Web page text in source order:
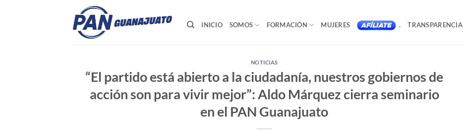
INICIO SOMOS FORMACIÓN MUJERES . TRANSPARENCIA
NOTICIAS
“El partido está abierto a la ciudadanía, nuestros gobiernos de
acción son para vivir mejor”: Aldo Márquez cierra seminario
en el PAN Guanajuato